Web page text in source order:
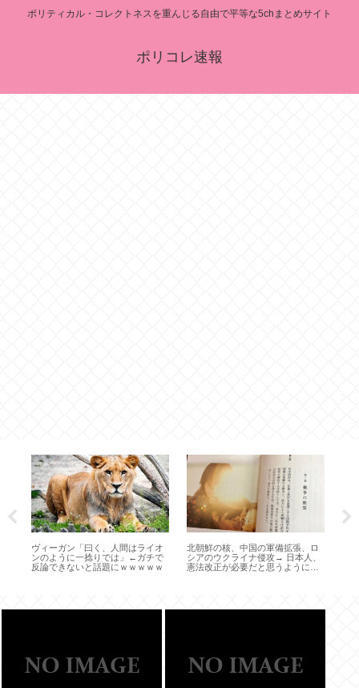
ポリティカル・コレクトネスを重んじる自由で平等な5chまとめサイト
ポリコレ速報
ヴィーガン「曰く、人間はライオ
ンのように一捻りでは」←ガチで
反論できないと話題にｗｗｗｗｗ
北朝鮮の核、中国の軍備拡張、ロ
シアのウクライナ侵攻→ 日本人、
憲法改正が必要だと思うようにな